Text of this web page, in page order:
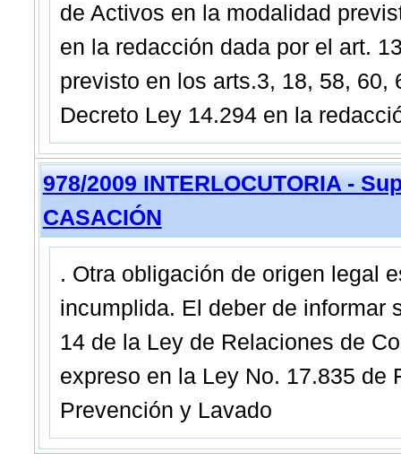
de Activos en la modalidad
en la redacción dada por el art.
previsto en los arts.3, 18, 58, 60,
Decreto Ley 14.294 en la
978/2009 INTERLOCUTORIA -
CASACIÓN
. Otra obligación de origen legal
incumplida. El deber de informar
14 de la Ley de Relaciones de
expreso en la Ley No. 17.835 de
Prevención y Lavado